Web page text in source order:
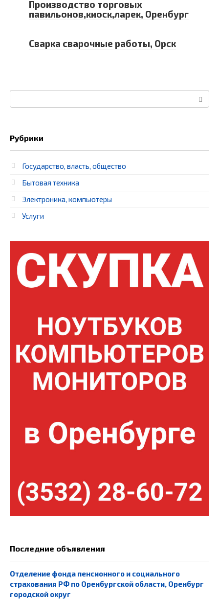
Производство торговых
павильонов,киоск,ларек, Оренбург
Сварка сварочные работы, Орск
Рубрики
Государство, власть, общество
Бытовая техника
Электроника, компьютеры
Услуги
Последние объявления
Отделение фонда пенсионного и социального
страхования РФ по Оренбургской области, Оренбург
городской округ